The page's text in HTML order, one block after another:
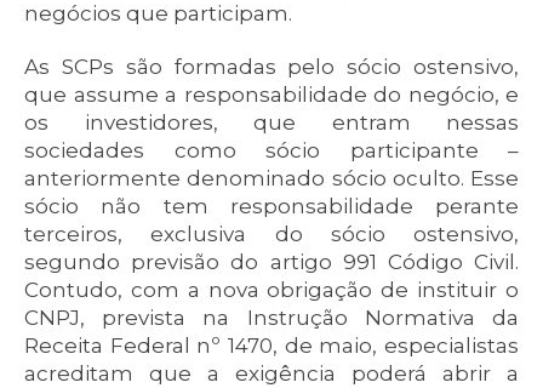
negócios que participam.
As SCPs são formadas pelo sócio ostensivo,
que assume a responsabilidade do negócio, e
os investidores, que entram nessas
sociedades como sócio participante –
anteriormente denominado sócio oculto. Esse
sócio não tem responsabilidade perante
terceiros, exclusiva do sócio ostensivo,
segundo previsão do artigo 991 Código Civil.
Contudo, com a nova obrigação de instituir o
CNPJ, prevista na Instrução Normativa da
Receita Federal nº 1470, de maio, especialistas
acreditam que a exigência poderá abrir a